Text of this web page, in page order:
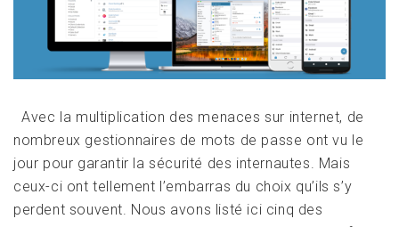
Avec la multiplication des menaces sur internet, de
nombreux gestionnaires de mots de passe ont vu le
jour pour garantir la sécurité des internautes. Mais
ceux-ci ont tellement l’embarras du choix qu’ils s’y
perdent souvent. Nous avons listé ici cinq des